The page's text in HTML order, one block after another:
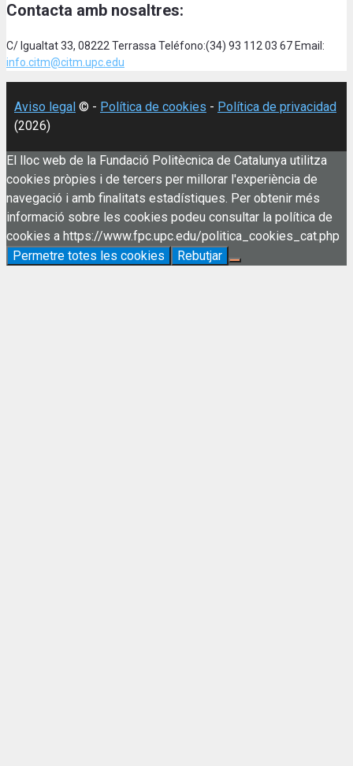
Contacta amb nosaltres:
C/ Igualtat 33, 08222 Terrassa Teléfono:(34) 93 112 03 67 Email:
info.citm@citm.upc.edu
Aviso legal © - Política de cookies - Política de privacidad
(2026)
El lloc web de la Fundació Politècnica de Catalunya utilitza
cookies pròpies i de tercers per millorar l'experiència de
navegació i amb finalitats estadístiques. Per obtenir més
informació sobre les cookies podeu consultar la política de
cookies a https://www.fpc.upc.edu/politica_cookies_cat.php
Permetre totes les cookies
Rebutjar